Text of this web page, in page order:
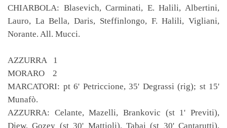
CHIARBOLA: Blasevich, Carminati, E. Halili, Albertini,
Lauro, La Bella, Daris, Steffinlongo, F. Halili, Vigliani,
Norante. All. Mucci.
AZZURRA 1
MORARO 2
MARCATORI: pt 6' Petriccione, 35' Degrassi (rig); st 15'
Munafò.
AZZURRA: Celante, Mazelli, Brankovic (st 1' Previti),
Diew, Gozey (st 30' Mattioli), Tabai (st 30' Cantarutti),